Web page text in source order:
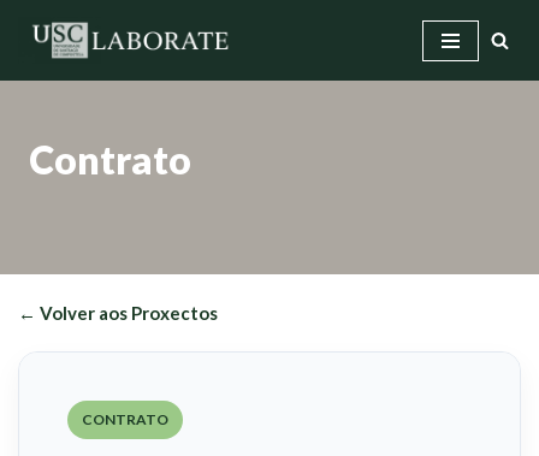
Saltar
Contrato
← Volver aos Proxectos
CONTRATO